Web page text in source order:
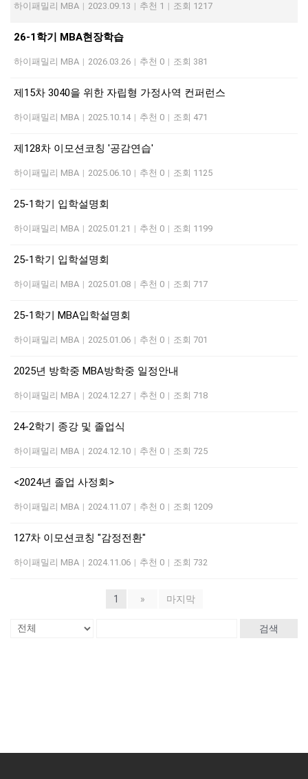
하이패밀리 MBA | 2023.09.13 | 추천 1 | 조회 1217
26-1학기 MBA현장학습
하이패밀리 MBA | 2026.03.26 | 추천 0 | 조회 381
제15차 3040을 위한 자립형 가정사역 컨퍼런스
하이패밀리 MBA | 2025.10.14 | 추천 0 | 조회 471
제128차 이모션코칭 '공감연습'
하이패밀리 MBA | 2025.06.10 | 추천 0 | 조회 1125
25-1학기 입학설명회
하이패밀리 MBA | 2025.01.21 | 추천 0 | 조회 1199
25-1학기 입학설명회
하이패밀리 MBA | 2025.01.08 | 추천 0 | 조회 717
25-1학기 MBA입학설명회
하이패밀리 MBA | 2025.01.06 | 추천 0 | 조회 701
2025년 방학중 MBA방학중 일정안내
하이패밀리 MBA | 2024.12.27 | 추천 0 | 조회 718
24-2학기 종강 및 졸업식
하이패밀리 MBA | 2024.12.10 | 추천 0 | 조회 725
<2024년 졸업 사정회>
하이패밀리 MBA | 2024.11.07 | 추천 0 | 조회 1209
127차 이모션코칭 "감정전환"
하이패밀리 MBA | 2024.11.06 | 추천 0 | 조회 732
1 » 마지막
검색